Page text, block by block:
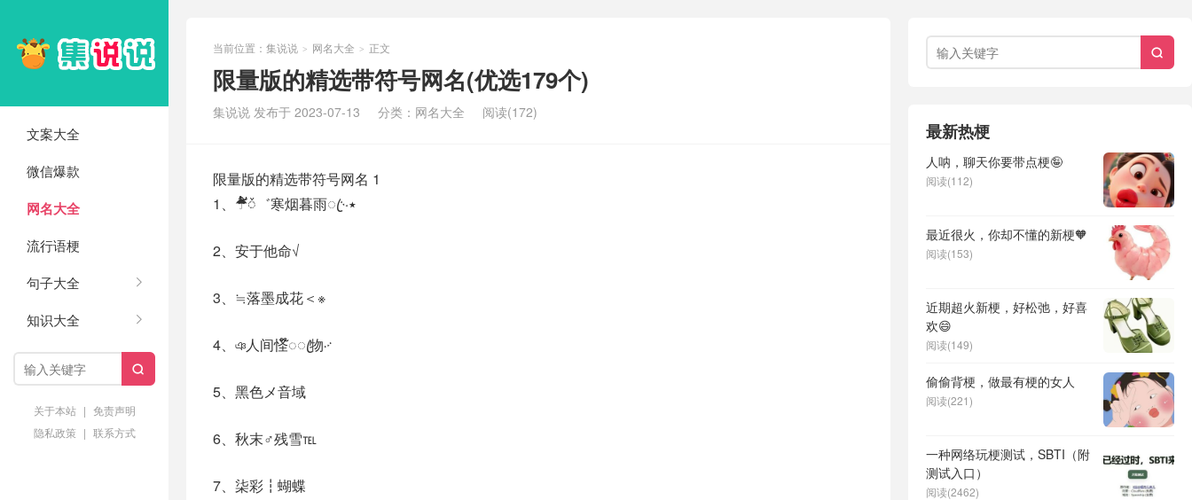
文案大全
微信爆款
网名大全
流行语梗
句子大全
知识大全

关于本站 | 免责声明
隐私政策 | 联系方式
当前位置： 集说说 > 网名大全 > 正文
限量版的精选带符号网名(优选179个)
集说说 发布于 2023-07-13 分类： 网名大全 阅读(172)
限量版的精选带符号网名 1
1、☂໌້ᮨ゛寒烟暮雨ꦿ࿙٭
2、安于他命√
3、≒落墨成花＜※
4、ঞ人间怪໊◌ꦿ物࿚
5、黑色メ音域
6、秋末♂残雪℡
7、柒彩┇蝴蝶

最新热梗
人呐，聊天你要带点梗🤪
阅读(112)
最近很火，你却不懂的新梗🧡
阅读(153)
近期超火新梗，好松弛，好喜
欢😄
阅读(149)
偷偷背梗，做最有梗的女人
阅读(221)
一种网络玩梗测试，SBTI（附
测试入口）
阅读(2462)